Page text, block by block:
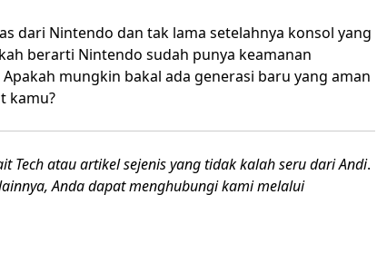
dari Nintendo dan tak lama setelahnya konsol yang
berarti Nintendo sudah punya keamanan
mungkin bakal ada generasi baru yang aman
kamu?
Tech atau artikel sejenis yang tidak kalah seru dari Andi.
Anda dapat menghubungi kami melalui